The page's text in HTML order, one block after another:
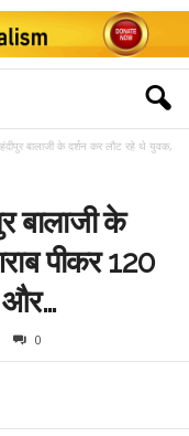
बालाजी के दर्शन कर लौट रहे थे युवक,
बालाजी के
पीकर 120
और…
0